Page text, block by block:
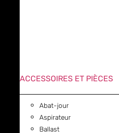
ACCESSOIRES ET PIÈCES
Abat-jour
Aspirateur
Ballast